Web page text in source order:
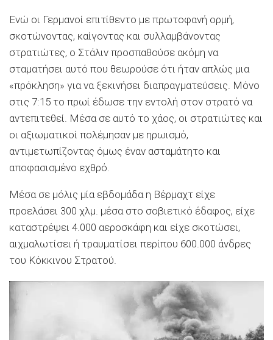
Ενώ οι Γερμανοί επιτίθεντο με πρωτοφανή ορμή,
σκοτώνοντας, καίγοντας και συλλαμβάνοντας
στρατιώτες, ο Στάλιν προσπαθούσε ακόμη να
σταματήσει αυτό που θεωρούσε ότι ήταν απλώς μια
«πρόκληση» για να ξεκινήσει διαπραγματεύσεις. Μόνο
στις 7:15 το πρωί έδωσε την εντολή στον στρατό να
αντεπιτεθεί. Μέσα σε αυτό το χάος, οι στρατιώτες και
οι αξιωματικοί πολέμησαν με ηρωισμό,
αντιμετωπίζοντας όμως έναν ασταμάτητο και
αποφασισμένο εχθρό.
Μέσα σε μόλις μία εβδομάδα η Βέρμαχτ είχε
προελάσει 300 χλμ. μέσα στο σοβιετικό έδαφος, είχε
καταστρέψει 4.000 αεροσκάφη και είχε σκοτώσει,
αιχμαλωτίσει ή τραυματίσει περίπου 600.000 άνδρες
του Κόκκινου Στρατού.